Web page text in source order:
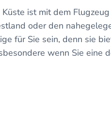
Küste ist mit dem
oder den
für Sie sein, denn sie
wenn Sie